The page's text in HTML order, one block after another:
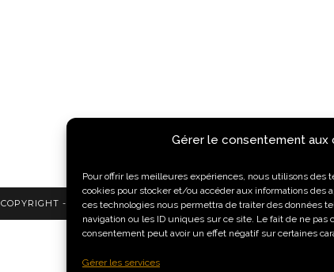
Gérer le consentement aux
Pour offrir les meilleures expériences, nous utilisons des
cookies pour stocker et/ou accéder aux informations des
ces technologies nous permettra de traiter des données
navigation ou les ID uniques sur ce site. Le fait de ne pas
consentement peut avoir un effet négatif sur certaines
Gérer les services
COPYRIGHT - HOME GRAPHICS